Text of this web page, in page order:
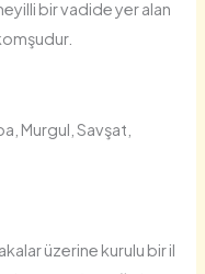
bir vadide yer alan
Murgul, Savşat,
üzerine kurulu bir il